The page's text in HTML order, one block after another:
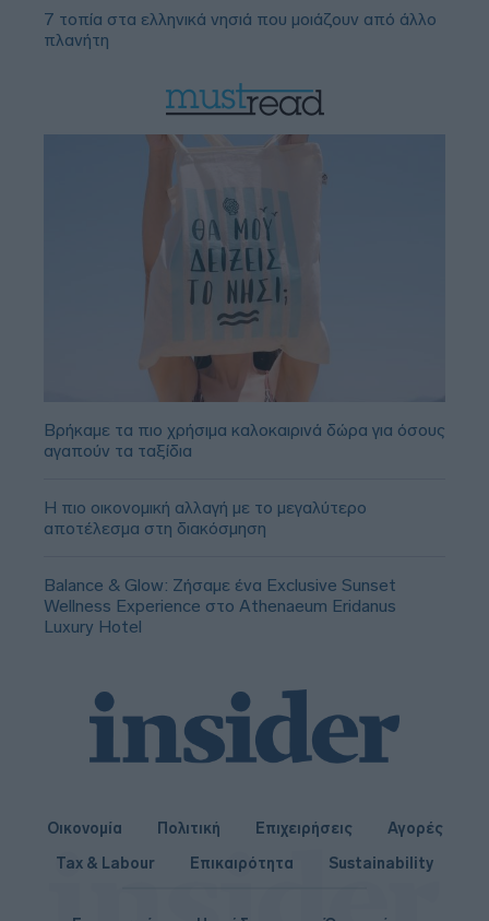
7 τοπία στα ελληνικά νησιά που μοιάζουν από άλλο
πλανήτη
Βρήκαμε τα πιο χρήσιμα καλοκαιρινά δώρα για όσους
αγαπούν τα ταξίδια
Η πιο οικονομική αλλαγή με το μεγαλύτερο
αποτέλεσμα στη διακόσμηση
Balance & Glow: Ζήσαμε ένα Exclusive Sunset
Wellness Experience στο Athenaeum Eridanus
Luxury Hotel
Οικονομία Πολιτική Επιχειρήσεις
Αγορές
Tax & Labour
Επικαιρότητα Sustainability